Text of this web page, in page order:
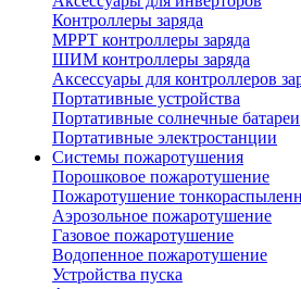
Контроллеры заряда
MPPT контроллеры заряда
ШИМ контроллеры заряда
Аксессуары для контроллеров
Портативные устройства
Портативные солнечные батареи
Портативные электростанции
Системы пожаротушения
Порошковое пожаротушение
Пожаротушение
Аэрозольное пожаротушение
Газовое пожаротушение
Водопенное пожаротушение
Устройства пуска